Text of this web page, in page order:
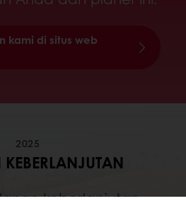
kami di situs web
2025
keberlanjutan,